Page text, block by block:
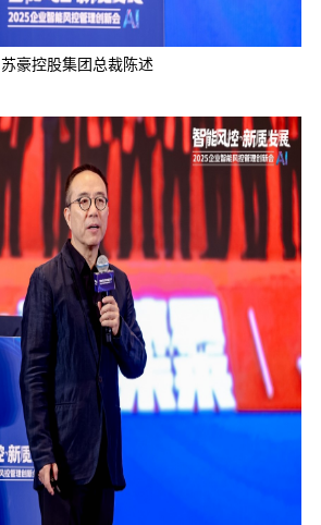
苏豪控股集团总裁陈述